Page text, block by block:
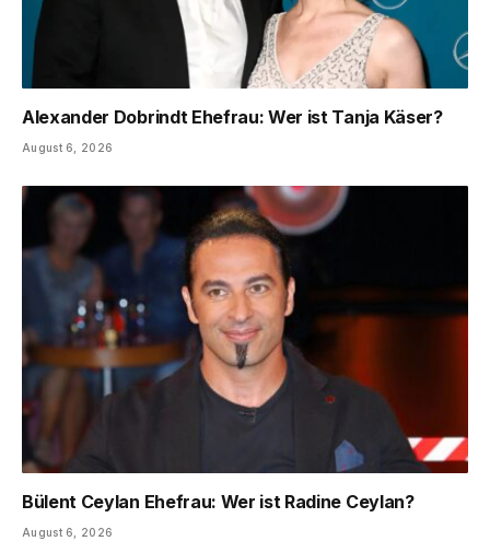
Alexander Dobrindt Ehefrau: Wer ist Tanja Käser?
August 6, 2026
Bülent Ceylan Ehefrau: Wer ist Radine Ceylan?
August 6, 2026